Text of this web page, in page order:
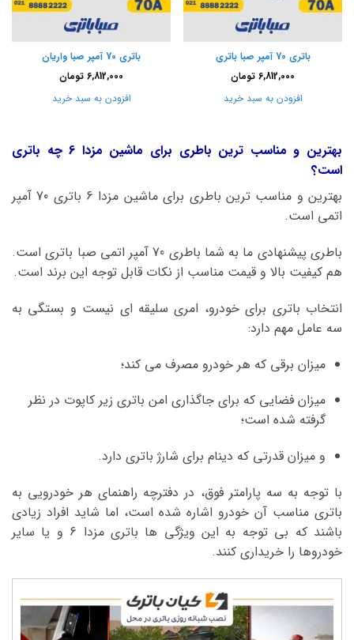
باتری 70 آمپر صبا باتری
6,812,000 تومان
افزودن به سبد خرید
باتری 70 آمپر صبا واریان
6,812,000 تومان
افزودن به سبد خرید
بهترین و مناسب ترین باطری برای ماشین مزدا 6 چه باتری
است؟
بهترین و مناسب ترین باطری برای ماشین مزدا 6 باتری 70 آمپر
اتمی است.
باطری پیشنهادی ما به شما باطری 70 آمپر اتمی صبا باتری است.
هم کیفیت بالا و قیمت مناسب از نکات قابل توجه این برند است.
انتخاب باتری برای خودرو، امری سلیقه ای نیست و بستگی به
سه عامل مهم دارد:
میزان برقی که هر خودرو مصرف می کند؛
میزان فضایی که برای جاگذاری امن باتری زیر کاپوت در نظر
گرفته شده است؛
و میزان قدرتی که دینام برای شارژ باتری دارد.
با توجه به سه پارامتر فوق، در دفترچه راهنمای هر خودرویی به
باتری مناسب آن خودرو اشاره شده است، اما شاید افراد زیادی
باشند که بی توجه به این ویژگی ها باتری مزدا 6 و یا سایر
خودروها را خریداری کنند.
نمایشگر
ویدیو